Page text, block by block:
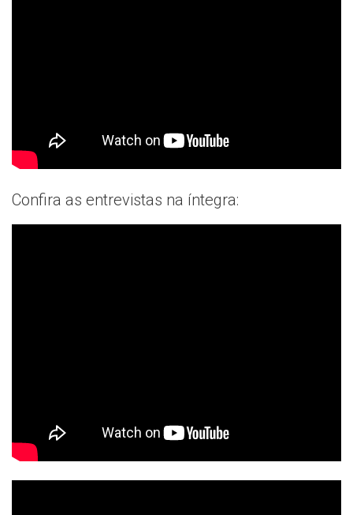
Confira as entrevistas na íntegra: